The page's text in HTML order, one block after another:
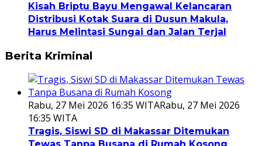
Kisah Briptu Bayu Mengawal Kelancaran
Distribusi Kotak Suara di Dusun Makula,
Harus Melintasi Sungai dan Jalan Terjal
Berita Kriminal
Rabu, 27 Mei 2026 16:35 WITARabu, 27 Mei 2026
16:35 WITA
Tragis, Siswi SD di Makassar Ditemukan